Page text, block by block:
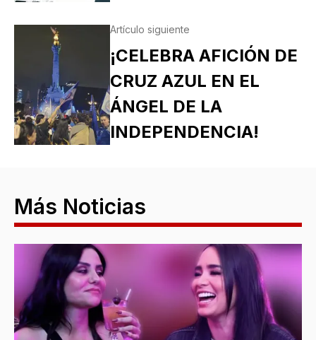
Artículo siguiente
¡CELEBRA AFICIÓN DE
CRUZ AZUL EN EL
ÁNGEL DE LA
INDEPENDENCIA!
Más Noticias